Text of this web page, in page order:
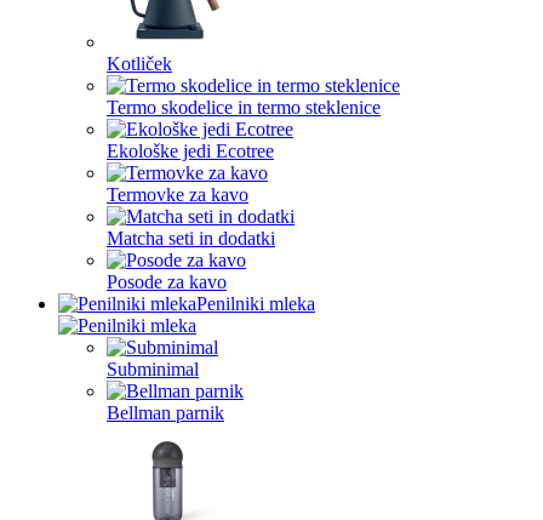
Kotliček
Termo skodelice in termo steklenice
Ekološke jedi Ecotree
Termovke za kavo
Matcha seti in dodatki
Posode za kavo
Penilniki mleka
Subminimal
Bellman parnik